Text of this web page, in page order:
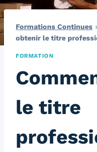
Formations Continues
obtenir le titre
FORMATION
le titre